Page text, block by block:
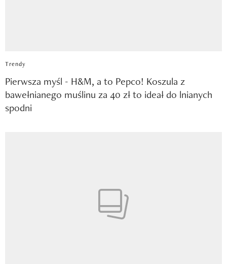
Trendy
Pierwsza myśl - H&M, a to Pepco! Koszula z
bawełnianego muślinu za 40 zł to ideał do lnianych
spodni